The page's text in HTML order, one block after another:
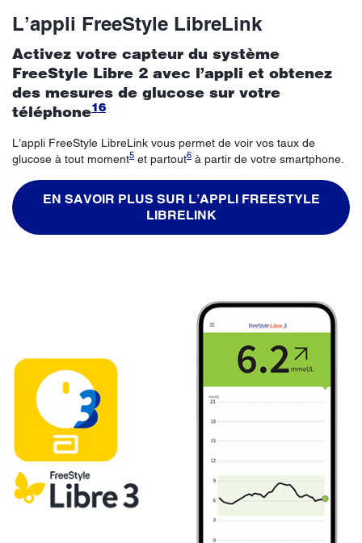
L’appli FreeStyle LibreLink
Activez votre capteur du système
FreeStyle Libre 2 avec l’appli et obtenez
des mesures de glucose sur votre
téléphone16
L’appli FreeStyle LibreLink vous permet de voir vos taux de
glucose à tout moment5 et partout6 à partir de votre smartphone.
EN SAVOIR PLUS SUR L’APPLI FREESTYLE
LIBRELINK